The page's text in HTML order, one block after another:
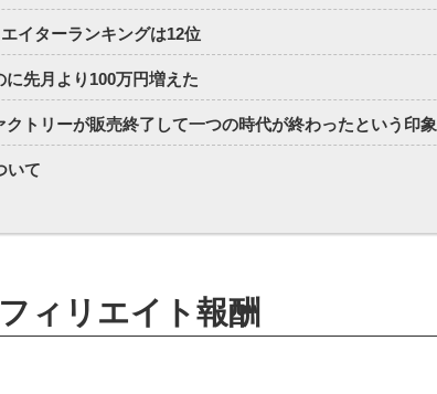
イターランキングは12位
先月より100万円増えた
クトリーが販売終了して一つの時代が終わったという印象
いて
ィリエイト報酬